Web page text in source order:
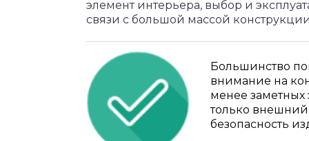
элемент интерьера, выбор и
связи с большой массой
Большинство
внимание на
менее заметных
только внешний
безопасность